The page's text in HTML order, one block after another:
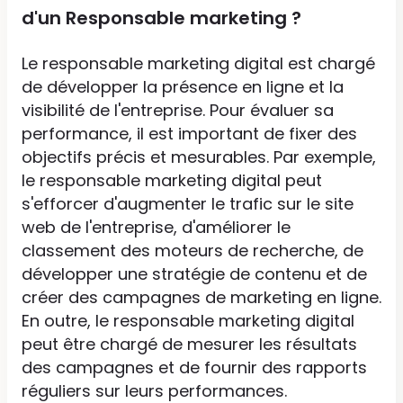
d'un Responsable marketing ?
Le responsable marketing digital est chargé
de développer la présence en ligne et la
visibilité de l'entreprise. Pour évaluer sa
performance, il est important de fixer des
objectifs précis et mesurables. Par exemple,
le responsable marketing digital peut
s'efforcer d'augmenter le trafic sur le site
web de l'entreprise, d'améliorer le
classement des moteurs de recherche, de
développer une stratégie de contenu et de
créer des campagnes de marketing en ligne.
En outre, le responsable marketing digital
peut être chargé de mesurer les résultats
des campagnes et de fournir des rapports
réguliers sur leurs performances.